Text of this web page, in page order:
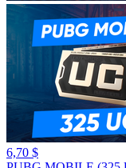
6,70 $